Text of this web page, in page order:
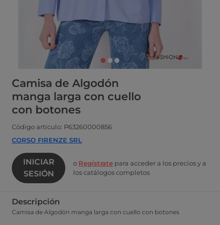
Camisa de Algodón
manga larga con cuello
con botones
Código artículo: P63260000856
CORSO FIRENZE SRL
INICIAR
SESIÓN
o Regístrate para acceder a los precios y a
los catálogos completos
Descripción
Camisa de Algodón manga larga con cuello con botones